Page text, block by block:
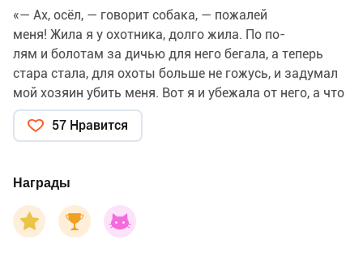
«— Ах, осёл, — говорит собака, — пожалей
меня! Жила я у охотника, долго жила. По по-
лям и болотам за дичью для него бегала, а теперь
стара стала, для охоты больше не гожусь, и задумал
мой хозяин убить меня. Вот я и убежала от него, а что
дальше делать, не знаю.»
Братья Гримм «Бременские музыканты»,
57 Нравится
Награды